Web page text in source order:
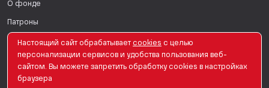
О фонде
Патроны
Поддержать
Для СМИ
Настоящий сайт обрабатывает сookies с целью
персонализации сервисов и удобства пользования веб-
сайтом. Вы можете запретить обработку сookies в настройках
браузера